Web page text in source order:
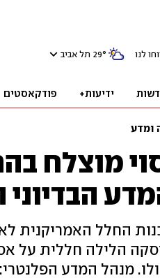
לנו 29° תל אביב
ידיעות+ פודקאסטים
ומדע
מוצלח
החלל האמריקנית
מנהל המדע